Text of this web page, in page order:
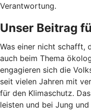
Verantwortung.
Unser Beitrag
Was einer nicht schafft,
auch beim Thema
engagieren sich die
seit vielen Jahren mit
für den Klimaschutz.
leisten und bei Jung